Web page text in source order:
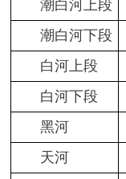
潮白河上段
潮白河下段
白河上段
白河下段
黑河
天河